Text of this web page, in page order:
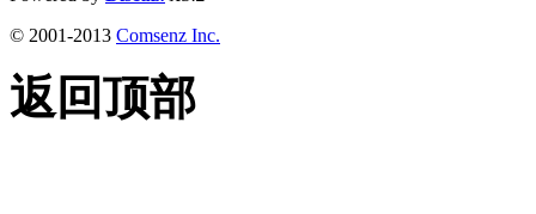
© 2001-2013 Comsenz Inc.
返回顶部